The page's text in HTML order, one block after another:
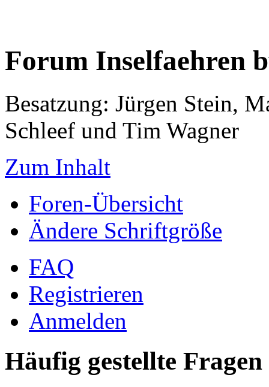
Forum Inselfaehren
Besatzung: Jürgen Stein,
Schleef und Tim Wagner
Zum Inhalt
Foren-Übersicht
Ändere Schriftgröße
FAQ
Registrieren
Anmelden
Häufig gestellte Fragen